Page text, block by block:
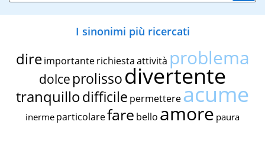
I sinonimi più ricercati
dire importante richiestaattività problema
dolce prolissodivertente
tranquillodifficile permettereacume
inerme particolarefare bello amore paura